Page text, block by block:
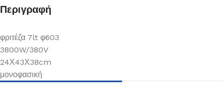
Περιγραφή
φριτέζα 7lt φ603
3800W/380V
24Χ43Χ38cm
μονοφασική